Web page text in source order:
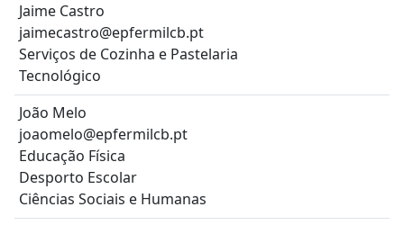
Jaime Castro
jaimecastro@epfermilcb.pt
Serviços de Cozinha e Pastelaria
Tecnológico
João Melo
joaomelo@epfermilcb.pt
Educação Física
Desporto Escolar
Ciências Sociais e Humanas